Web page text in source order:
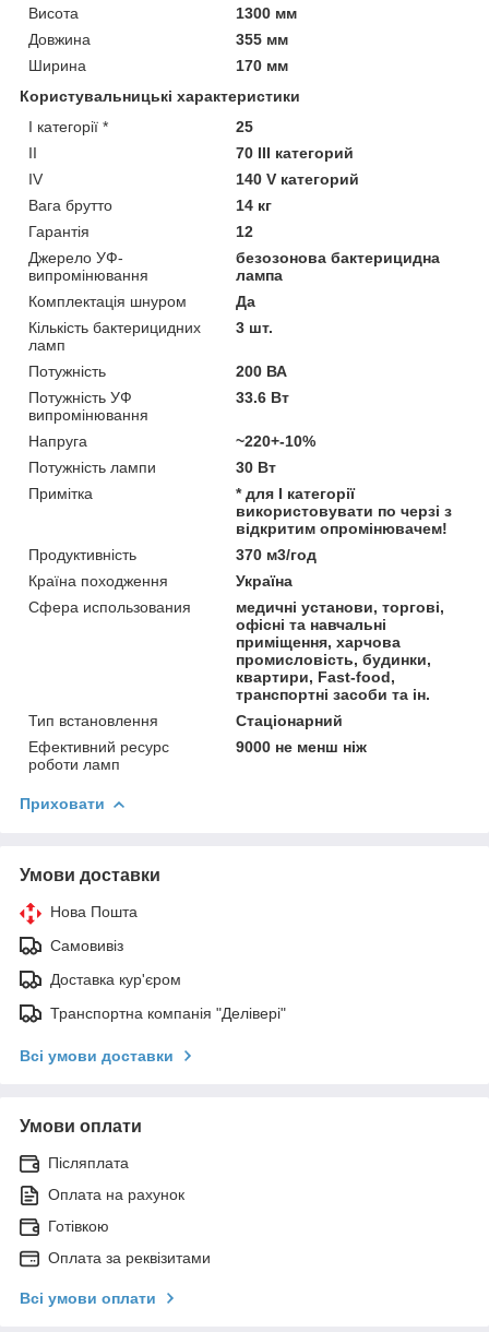
Висота
1300 мм
Довжина
355 мм
Ширина
170 мм
Користувальницькі характеристики
I категорії *
25
II
70 III категорий
IV
140 V категорий
Вага брутто
14 кг
Гарантія
12
Джерело УФ-
випромінювання
безозонова бактерицидна
лампа
Комплектація шнуром
Да
Кількість бактерицидних
ламп
3 шт.
Потужність
200 ВА
Потужність УФ
випромінювання
33.6 Вт
Напруга
~220+-10%
Потужність лампи
30 Вт
Примітка
* для I категорії
використовувати по черзі з
відкритим опромінювачем!
Продуктивність
370 м3/год
Країна походження
Україна
Сфера использования
медичні установи, торгові,
офісні та навчальні
приміщення, харчова
промисловість, будинки,
квартири, Fast-food,
транспортні засоби та ін.
Тип встановлення
Стаціонарний
Ефективний ресурс
роботи ламп
9000 не менш ніж
Приховати
Умови доставки
Нова Пошта
Самовивіз
Доставка кур'єром
Транспортна компанія "Делівері"
Всі умови доставки
Умови оплати
Післяплата
Оплата на рахунок
Готівкою
Оплата за реквізитами
Всі умови оплати